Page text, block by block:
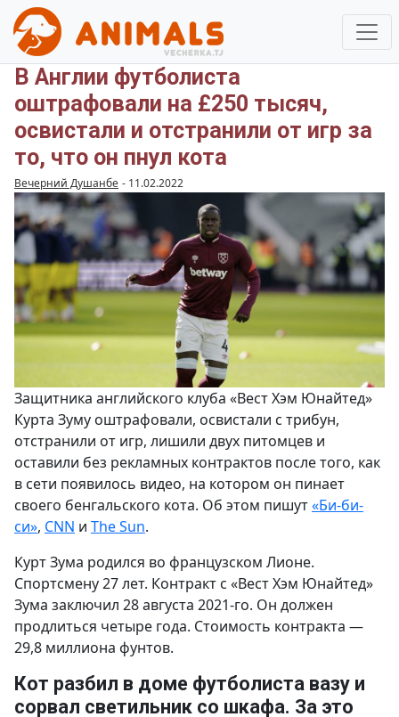
В Англии футболиста
оштрафовали на £250 тысяч,
освистали и отстранили от игр за
то, что он пнул кота
Вечерний Душанбе - 11.02.2022
Защитника английского клуба «Вест Хэм Юнайтед»
Курта Зуму оштрафовали, освистали с трибун,
отстранили от игр, лишили двух питомцев и
оставили без рекламных контрактов после того, как
в сети появилось видео, на котором он пинает
своего бенгальского кота. Об этом пишут«Би-би-
си», CNN и The Sun.
Курт Зума родился во французском Лионе.
Спортсмену 27 лет. Контракт с «Вест Хэм Юнайтед»
Зума заключил 28 августа 2021-го. Он должен
продлиться четыре года. Стоимость контракта —
29,8 миллиона фунтов.
Кот разбил в доме футболиста вазу и
сорвал светильник со шкафа. За это